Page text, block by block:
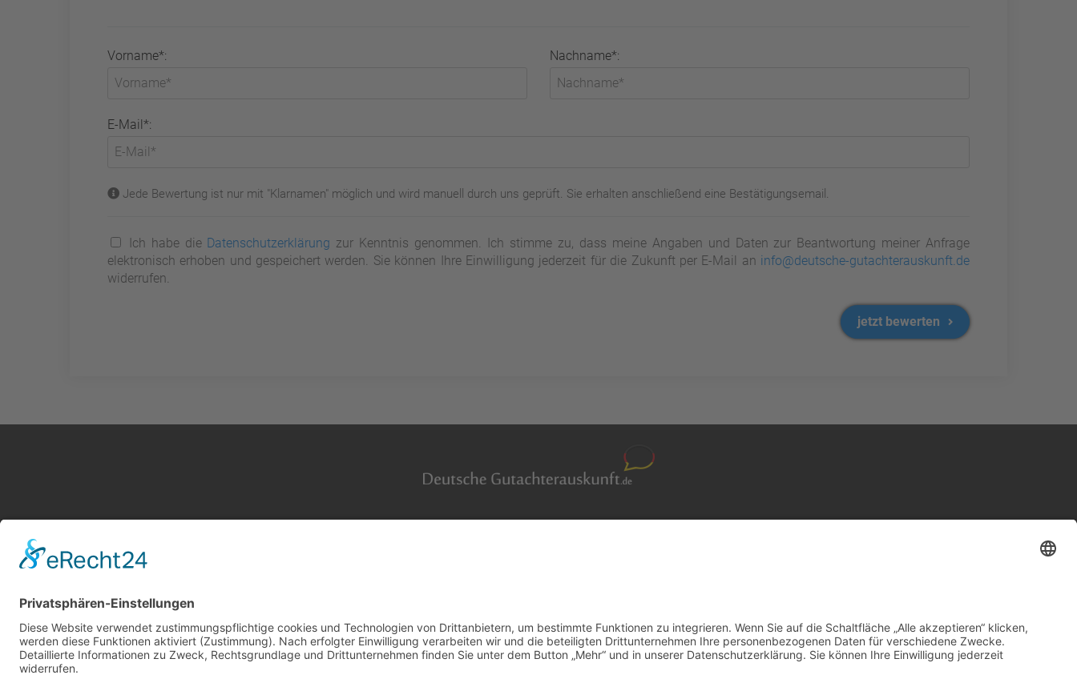
Vorname*: Nachname*:
E-Mail*:
Jede Bewertung ist nur mit "Klarnamen" möglich und wird manuell durch uns geprüft. Sie erhalten anschließend eine Bestätigungsemail.
Ich habe die Datenschutzerklärung zur Kenntnis genommen. Ich stimme zu, dass meine Angaben und Daten zur Beantwortung meiner Anfrage
elektronisch erhoben und gespeichert werden. Sie können Ihre Einwilligung jederzeit für die Zukunft per E-Mail an info@deutsche-gutachterauskunft.de
widerrufen.
jetzt bewerten
AGB Gutachter
Cookie-Einstellungen